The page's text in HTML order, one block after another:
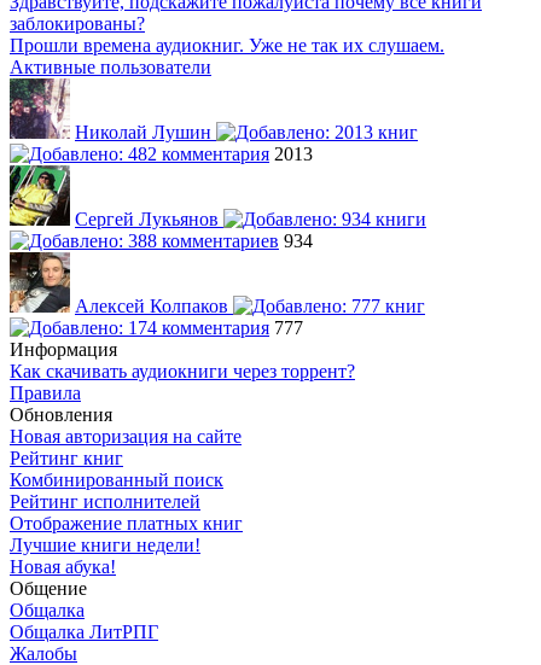
заблокированы?
Прошли времена аудиокниг. Уже не так их слушаем.
Активные пользователи
Николай Лушин
2013
Сергей Лукьянов
934
Алексей Колпаков
777
Информация
Как скачивать аудиокниги через торрент?
Правила
Обновления
Новая авторизация на сайте
Рейтинг книг
Комбинированный поиск
Рейтинг исполнителей
Отображение платных книг
Лучшие книги недели!
Новая абука!
Общение
Общалка
Общалка ЛитРПГ
Жалобы